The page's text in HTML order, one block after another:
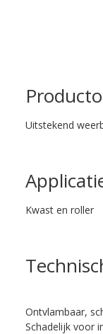
Uitstekend
Kwast en roller
Ontvlambaar,
Schadelijk voor